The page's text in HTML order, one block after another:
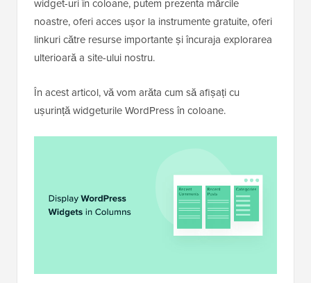
widget-uri în coloane, putem prezenta mărcile
noastre, oferi acces ușor la instrumente gratuite, oferi
linkuri către resurse importante și încuraja explorarea
ulterioară a site-ului nostru.
În acest articol, vă vom arăta cum să afișați cu
ușurință widgeturile WordPress în coloane.